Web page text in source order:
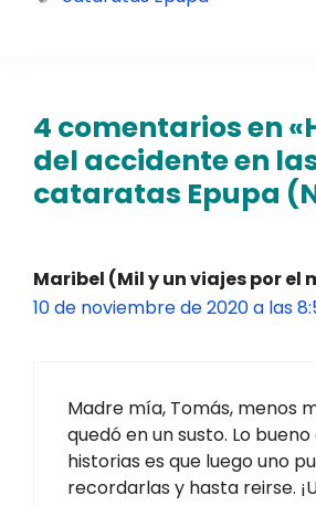
4 comentarios en
del accidente en
cataratas Epupa
Maribel (Mil y un viajes por el
10 de noviembre de 2020 a las
Madre mía, Tomás, menos
quedó en un susto. Lo
historias es que luego uno
recordarlas y hasta reirse.